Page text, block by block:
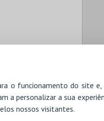
o funcionamento do site
a personalizar a sua
nossos visitantes.